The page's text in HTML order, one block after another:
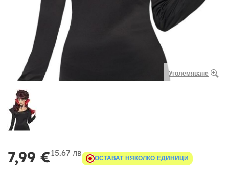
Уголемяване
7,99 €15.67 лв
ОСТАВАТ НЯКОЛКО ЕДИНИЦИ